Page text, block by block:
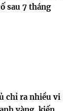
sau 7 tháng
chỉ ra nhiều vi